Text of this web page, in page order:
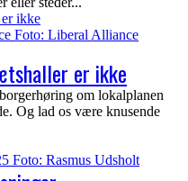
ikke
er ikke
om lokalplanen
Og lad os være knusende